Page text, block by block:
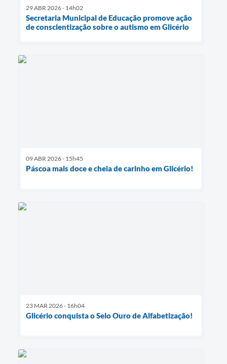
29 ABR 2026 - 14h02
Secretaria Municipal de Educação promove ação
de conscientização sobre o autismo em Glicério
09 ABR 2026 - 15h45
Páscoa mais doce e cheia de carinho em Glicério!
23 MAR 2026 - 16h04
Glicério conquista o Selo Ouro de Alfabetização!